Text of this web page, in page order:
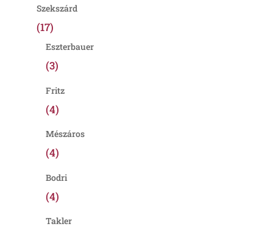
Szekszárd
(17)
Eszterbauer
(3)
Fritz
(4)
Mészáros
(4)
Bodri
(4)
Takler